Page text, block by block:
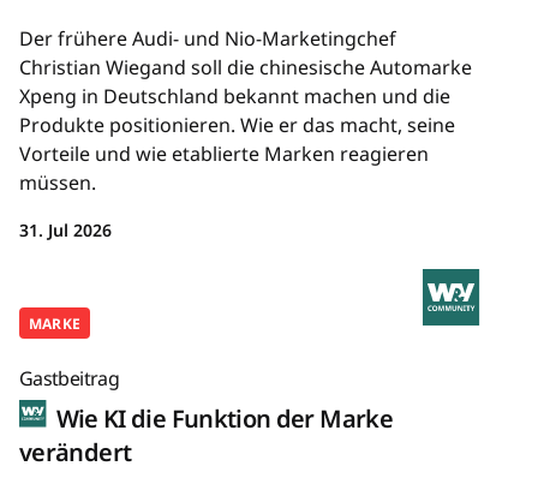
Der frühere Audi- und Nio-Marketingchef
Christian Wiegand soll die chinesische Automarke
Xpeng in Deutschland bekannt machen und die
Produkte positionieren. Wie er das macht, seine
Vorteile und wie etablierte Marken reagieren
müssen.
31. Jul 2026
MARKE
Gastbeitrag
Wie KI die Funktion der Marke
verändert